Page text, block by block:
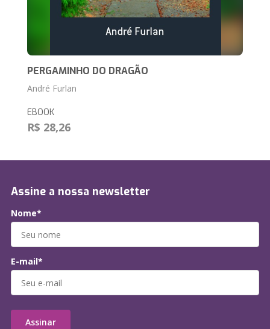
PERGAMINHO DO DRAGÃO
André Furlan
EBOOK
R$ 28,26
Assine a nossa newsletter
Nome*
E-mail*
Assinar